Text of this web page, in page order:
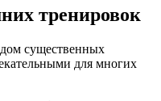
тренировок
существенных
для многих